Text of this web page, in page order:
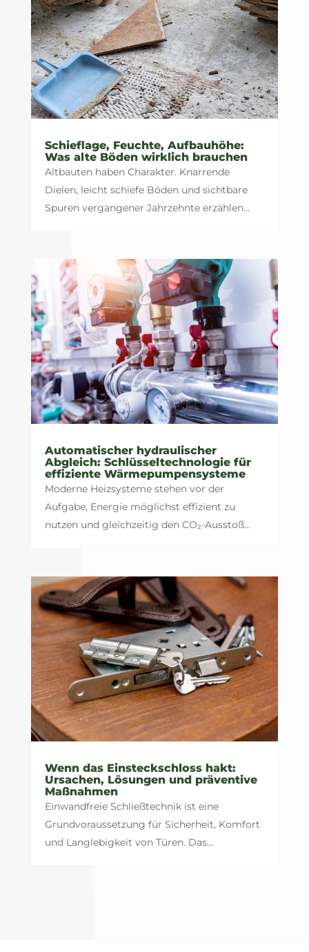
Schieflage, Feuchte, Aufbauhöhe:
Was alte Böden wirklich brauchen
Altbauten haben Charakter. Knarrende
Dielen, leicht schiefe Böden und sichtbare
Spuren vergangener Jahrzehnte erzählen...
Automatischer hydraulischer
Abgleich: Schlüsseltechnologie für
effiziente Wärmepumpensysteme
Moderne Heizsysteme stehen vor der
Aufgabe, Energie möglichst effizient zu
nutzen und gleichzeitig den CO₂-Ausstoß...
Wenn das Einsteckschloss hakt:
Ursachen, Lösungen und präventive
Maßnahmen
Einwandfreie Schließtechnik ist eine
Grundvoraussetzung für Sicherheit, Komfort
und Langlebigkeit von Türen. Das...